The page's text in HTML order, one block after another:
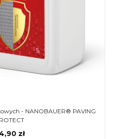
- NANOBAUER® PAVING
zł